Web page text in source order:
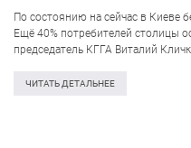
По состоянию на сейчас в Киеве
Ещё 40% потребителей столицы
председатель КГГА Виталий
водопроводных станций. Ведь
ЧИТАТЬ ДЕТАЛЬНЕЕ